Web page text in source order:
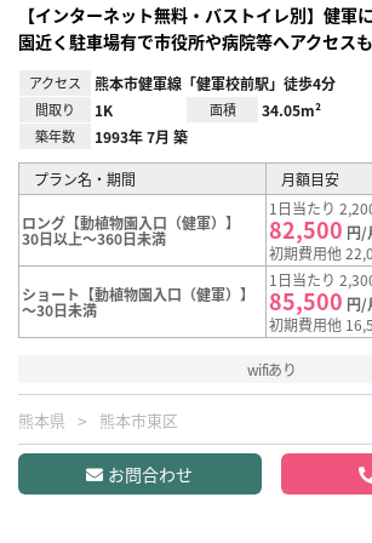
【インターネット無料・バストイレ別】健軍
園近く駐車場有で市役所や病院等へアクセス
アクセス 熊本市健軍線「健軍校前駅」徒歩4分
間取り 1K 面積 34.05m²
築年数 1993年 7月 築
プラン名・期間 月額目安
ロング【動植物園入口（健軍）】
30日以上～360日未満
1日当たり
82,500 円/
初期費用他
ショート【動植物園入口（健軍）】
～30日未満
1日当たり
85,500 円/
初期費用他
wifiあり
熊本県 熊本市東区
お問合わせ